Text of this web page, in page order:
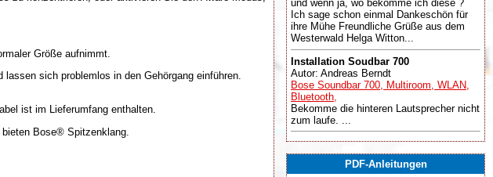
Größe aufnimmt.
sich problemlos in den Gehörgang einführen.
ist im Lieferumfang enthalten.
Bose® Spitzenklang.
und wenn ja, wo bekomme ich diese ?
Ich sage schon einmal Dankeschön für
ihre Mühe Freundliche Grüße aus dem
Westerwald Helga Witton...
Installation Soudbar 700
Autor: Andreas Berndt
Bose Soundbar 700, Multiroom, WLAN,
Bluetooth,
Bekomme die hinteren Lautsprecher nicht
zum laufe. ...
PDF-Anleitungen